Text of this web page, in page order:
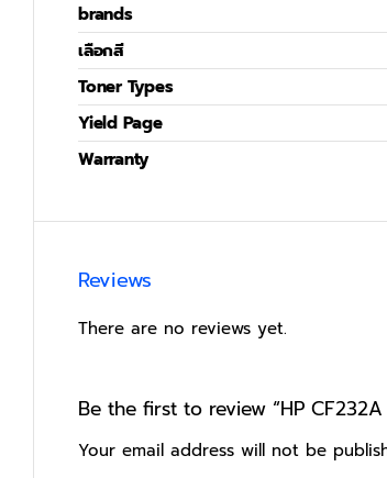
brands
เลือกสี
Toner Types
Yield Page
Warranty
Reviews
There are no reviews yet.
Be the first to review “HP
Your email address will not be